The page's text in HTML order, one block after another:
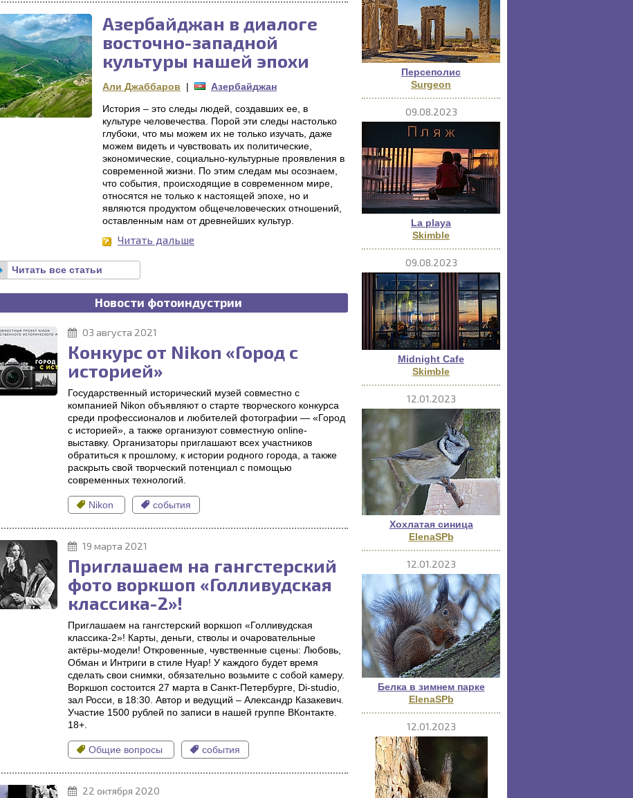
Азербайджан в диалоге
восточно-западной
культуры нашей эпохи
Али Джаббаров | Азербайджан
История – это следы людей, создавших ее, в
культуре человечества. Порой эти следы настолько
глубоки, что мы можем их не только изучать, даже
можем видеть и чувствовать их политические,
экономические, социально-культурные проявления в
современной жизни. По этим следам мы осознаем,
что события, происходящие в современном мире,
относятся не только к настоящей эпохе, но и
являются продуктом общечеловеческих отношений,
оставленным нам от древнейших культур.
Читать дальше
Читать все статьи
Новости фотоиндустрии
03 августа 2021
Конкурс от Nikon «Город с
историей»
Государственный исторический музей совместно с
компанией Nikon объявляют о старте творческого конкурса
среди профессионалов и любителей фотографии — «Город
с историей», а также организуют совместную online-
выставку. Организаторы приглашают всех участников
обратиться к прошлому, к истории родного города, а также
раскрыть свой творческий потенциал с помощью
современных технологий.
Nikon события
19 марта 2021
Приглашаем на гангстерский
фото воркшоп «Голливудская
классика-2»!
Приглашаем на гангстерский воркшоп «Голливудская
классика-2»! Карты, деньги, стволы и очаровательные
актёры-модели! Откровенные, чувственные сцены: Любовь,
Обман и Интриги в стиле Нуар! У каждого будет время
сделать свои снимки, обязательно возьмите с собой камеру.
Воркшоп состоится 27 марта в Санкт-Петербурге, Di-studio,
зал Росси, в 18:30. Автор и ведущий – Александр Казакевич.
Участие 1500 рублей по записи в нашей группе ВКонтакте.
18+.
Общие вопросы события
22 октября 2020
Персеполис
Surgeon
09.08.2023
La playa
Skimble
09.08.2023
Midnight Cafe
Skimble
12.01.2023
Хохлатая синица
ElenaSPb
12.01.2023
Белка в зимнем парке
ElenaSPb
12.01.2023